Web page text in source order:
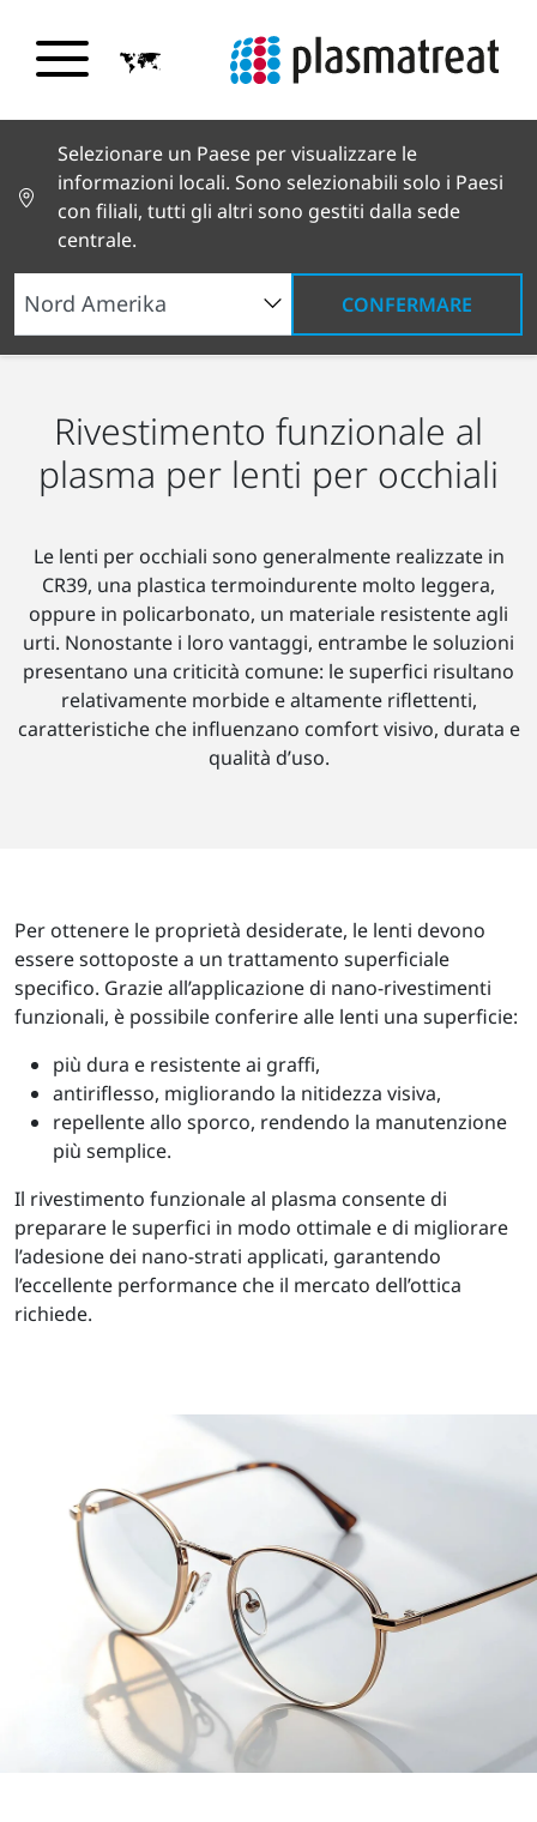
Selezionare un Paese per visualizzare le
informazioni locali. Sono selezionabili solo i Paesi
con filiali, tutti gli altri sono gestiti dalla sede
centrale.
CONFERMARE
Applicazioni industriali Beni di consumo Ottica
Rivestimento funzionale al
plasma per lenti per occhiali
Le lenti per occhiali sono generalmente realizzate in
CR39, una plastica termoindurente molto leggera,
oppure in policarbonato, un materiale resistente agli
urti. Nonostante i loro vantaggi, entrambe le soluzioni
presentano una criticità comune: le superfici risultano
relativamente morbide e altamente riflettenti,
caratteristiche che influenzano comfort visivo, durata e
qualità d’uso.
Per ottenere le proprietà desiderate, le lenti devono
essere sottoposte a un trattamento superficiale
specifico. Grazie all’applicazione di nano-rivestimenti
funzionali, è possibile conferire alle lenti una superficie:
più dura e resistente ai graffi,
antiriflesso, migliorando la nitidezza visiva,
repellente allo sporco, rendendo la manutenzione
più semplice.
Il rivestimento funzionale al plasma consente di
preparare le superfici in modo ottimale e di migliorare
l’adesione dei nano-strati applicati, garantendo
l’eccellente performance che il mercato dell’ottica
richiede.